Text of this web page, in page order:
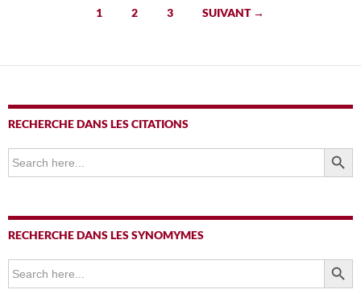
Navigation
articles
1 2 3 SUIVANT →
RECHERCHE DANS LES CITATIONS
Search
for:
SEARCH
RECHERCHE DANS LES SYNOMYMES
Search
for:
SEARCH